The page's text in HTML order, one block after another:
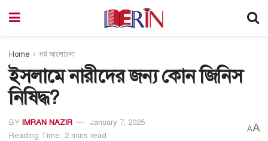
Home ধর্ম আলোচনা
ইসলামে নারীদের জন্য কোন জিনিস
নিষিদ্ধ?
BY IMRAN NAZIR
January 7, 2025
Reading Time: 2 mins read
AA